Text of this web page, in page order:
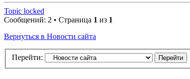
Topic locked
Сообщений: 2 • Страница 1 из 1
Вернуться в Новости сайта
Перейти: